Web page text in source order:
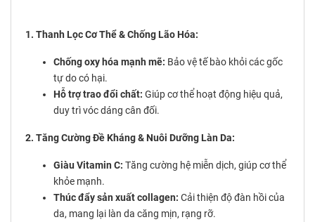
1. Thanh Lọc Cơ Thể & Chống Lão Hóa:
Chống oxy hóa mạnh mẽ: Bảo vệ tế bào khỏi các gốc
tự do có hại.
Hỗ trợ trao đổi chất: Giúp cơ thể hoạt động hiệu quả,
duy trì vóc dáng cân đối.
2. Tăng Cường Đề Kháng & Nuôi Dưỡng Làn Da:
Giàu Vitamin C: Tăng cường hệ miễn dịch, giúp cơ thể
khỏe mạnh.
Thúc đẩy sản xuất collagen: Cải thiện độ đàn hồi của
da, mang lại làn da căng mịn, rạng rỡ.